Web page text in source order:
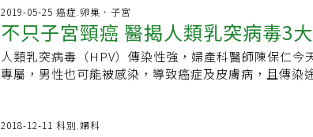
子宮頸癌的目標。
示，疫苗加上抹片篩檢，雙管齊下，相信就能如期完成
目標。
HPV。陳菁徽說，要了解另一半的性史有難度，想生活
免遭感染更難，因為HPV能在外界環境存活三至五天，
口，就可能遭受感染。「HPV嚴重危及健康」。李秉穎
感染造成，除了眾所周知的子宮頸癌，還包括外陰癌、
怖」。陳菁徽指出，不論男女都可能感染HPV，為此，
以前接種疫苗，預防效果最好。而全球大約5%癌症的發
其中，90%以上子宮頸癌與肛門癌是人類乳突病毒引起
頭、頸與喉癌，二分之一的陰道癌與外陰癌，三分之一
的感染有關。此外，接種人類乳突病毒後，尖狀濕疣（
少。疫苗效果好 副作用也很少人類乳突病毒疫苗的接種
「安全考量」拉低接種率可是，很奇怪的是，根據2016
2019-05-25 癌症.卵巢．子宮
不只子宮頸癌 醫揭人類乳突病毒3
人類乳突病毒（HPV）傳染性強，婦產科醫師陳保仁今
專屬，男性也可能被感染，導致癌症及皮膚病，且傳染
就不會感染、HPV只會導致子宮頸癌、只有女性必須預
2018-12-11 科別.婦科